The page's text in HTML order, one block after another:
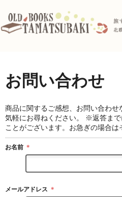
お問い合わせ
商品に関するご感想、お問い合わ
気軽にお尋ねください。 ※返答ま
ことがございます。お急ぎの場合は
お名前 ＊
メールアドレス ＊